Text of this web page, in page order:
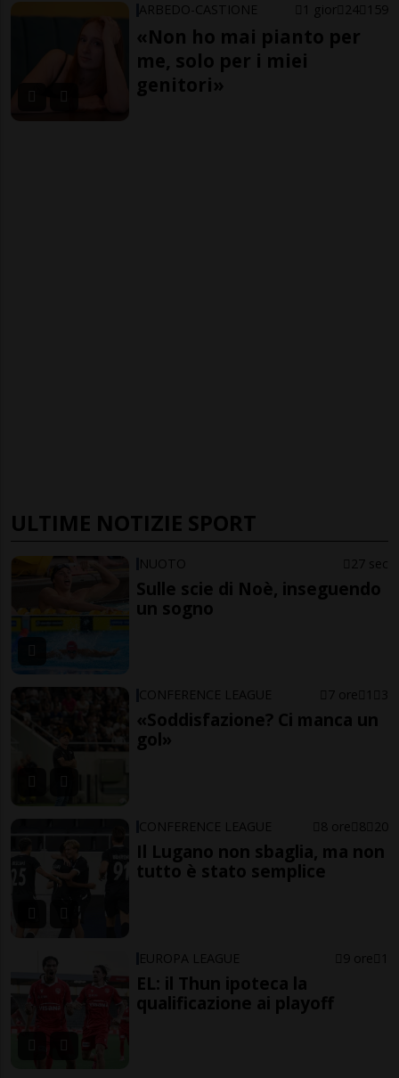
ARBEDO-CASTIONE 1 gior 24 159
«Non ho mai pianto per
me, solo per i miei
genitori»
ULTIME NOTIZIE SPORT
NUOTO 27 sec
Sulle scie di Noè, inseguendo
un sogno
CONFERENCE LEAGUE 7 ore 1 3
«Soddisfazione? Ci manca un
gol»
CONFERENCE LEAGUE 8 ore 8 20
Il Lugano non sbaglia, ma non
tutto è stato semplice
EUROPA LEAGUE 9 ore 1
EL: il Thun ipoteca la
qualificazione ai playoff